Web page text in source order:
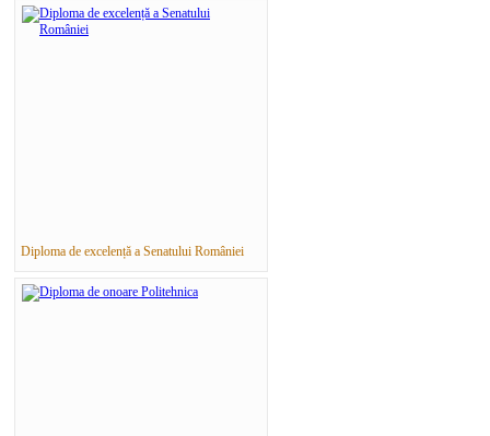
Diploma de excelență a Senatului României